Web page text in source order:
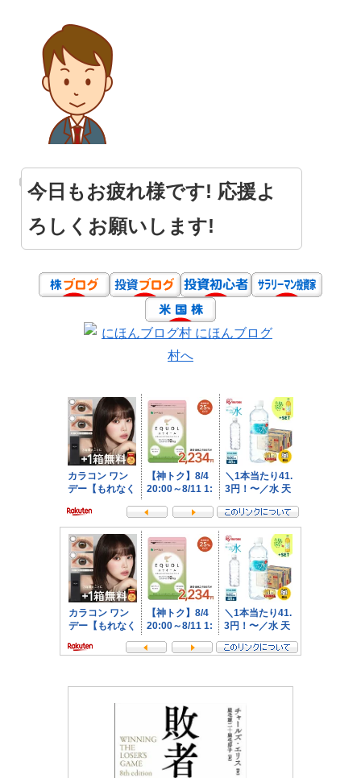
今日もお疲れ様です! 応援よ
ろしくお願いします!